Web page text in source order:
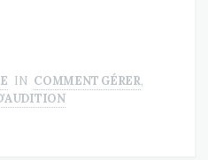
IN COMMENT GÉRER,